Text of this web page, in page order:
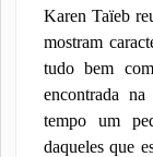
Karen Taïeb
mostram
tudo bem
encontrada
tempo um
daqueles que